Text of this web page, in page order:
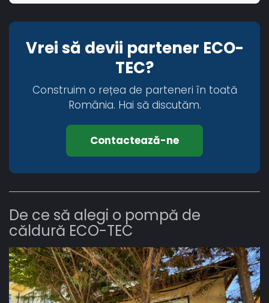
Vrei să devii partener ECO-
TEC?
Construim o rețea de parteneri în toată
România. Hai să discutăm.
Contactează-ne
De ce să alegi o pompă de
căldură ECO-TEC